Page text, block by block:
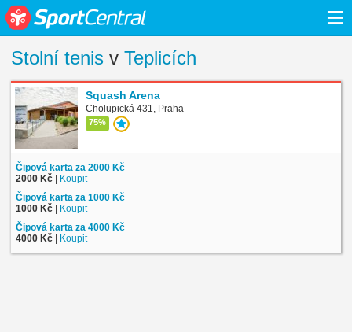
≡
Stolní tenis v Teplicích
Squash Arena
Cholupická 431, Praha
75%
Čipová karta za 2000 Kč
2000 Kč | Koupit
Čipová karta za 1000 Kč
1000 Kč | Koupit
Čipová karta za 4000 Kč
4000 Kč | Koupit